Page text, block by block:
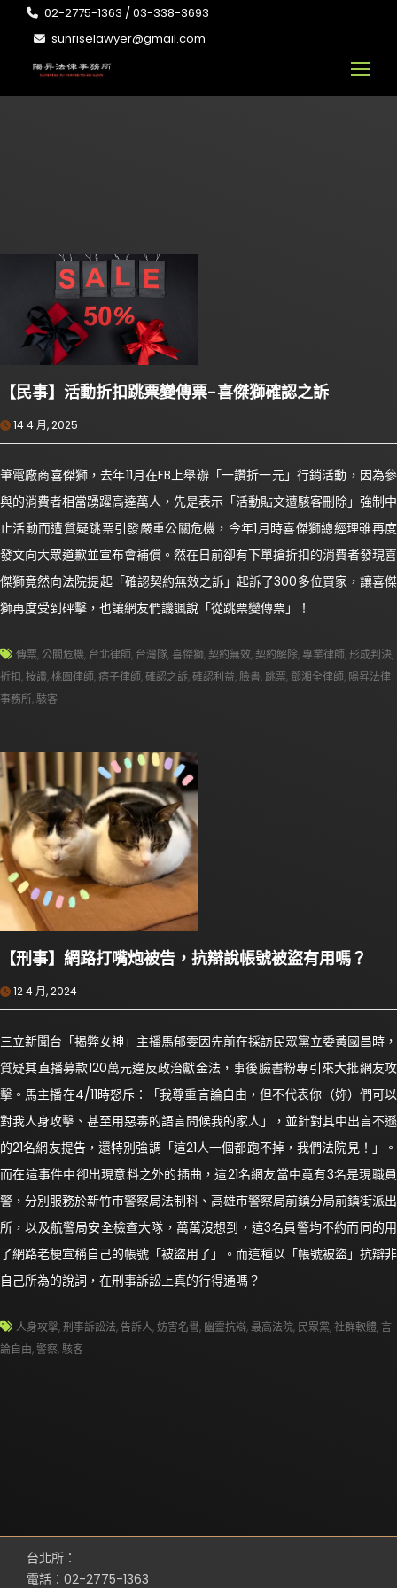
02-2775-1363 / 03-338-3693
sunriselawyer@gmail.com
【民事】活動折扣跳票變傳票-喜傑獅確認之訴
14 4 月, 2025
筆電廠商喜傑獅，去年11月在FB上舉辦「一讚折一元」行銷活動，因為參
與的消費者相當踴躍高達萬人，先是表示「活動貼文遭駭客刪除」強制中
止活動而遭質疑跳票引發嚴重公關危機，今年1月時喜傑獅總經理雖再度
發文向大眾道歉並宣布會補償。然在日前卻有下單搶折扣的消費者發現喜
傑獅竟然向法院提起「確認契約無效之訴」起訴了300多位買家，讓喜傑
獅再度受到砰擊，也讓網友們譏諷說「從跳票變傳票」！
傳票, 公關危機, 台北律師, 台灣隊,喜傑獅, 契約無效, 契約解除,專業律師,形成判決,
折扣,按讚,桃園律師,痞子律師,確認之訴,確認利益,臉書,跳票, 鄧湘全律師, 陽昇法律
事務所,駭客
【刑事】網路打嘴炮被告，抗辯說帳號被盜有用嗎？
12 4 月, 2024
三立新聞台「揭弊女神」主播馬郁雯因先前在採訪民眾黨立委黃國昌時，
質疑其直播募款120萬元違反政治獻金法，事後臉書粉專引來大批網友攻
擊。馬主播在4/11時怒斥：「我尊重言論自由，但不代表你（妳）們可以
對我人身攻擊、甚至用惡毒的語言問候我的家人」，並針對其中出言不遜
的21名網友提告，還特別強調「這21人一個都跑不掉，我們法院見！」。
而在這事件中卻出現意料之外的插曲，這21名網友當中竟有3名是現職員
警，分別服務於新竹市警察局法制科、高雄市警察局前鎮分局前鎮街派出
所，以及航警局安全檢查大隊，萬萬沒想到，這3名員警均不約而同的用
了網路老梗宣稱自己的帳號「被盜用了」。而這種以「帳號被盜」抗辯非
自己所為的說詞，在刑事訴訟上真的行得通嗎？
人身攻擊,刑事訴訟法, 告訴人,妨害名譽, 幽靈抗辯,最高法院, 民眾黨,社群軟體,言
論自由,警察,駭客
台北所：
電話：02-2775-1363